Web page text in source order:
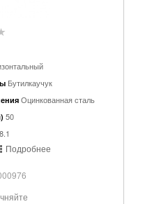
Бутилкаучук
Оцинкованная сталь
50
8.1
Подробнее